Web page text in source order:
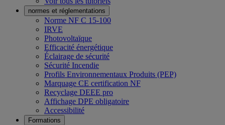
normes et réglementations
Norme NF C 15-100
IRVE
Photovoltaïque
Efficacité énergétique
Éclairage de sécurité
Sécurité Incendie
Profils Environnementaux Produits (PEP)
Marquage CE certification NF
Recyclage DEEE pro
Affichage DPE obligatoire
Accessibilité
Formations